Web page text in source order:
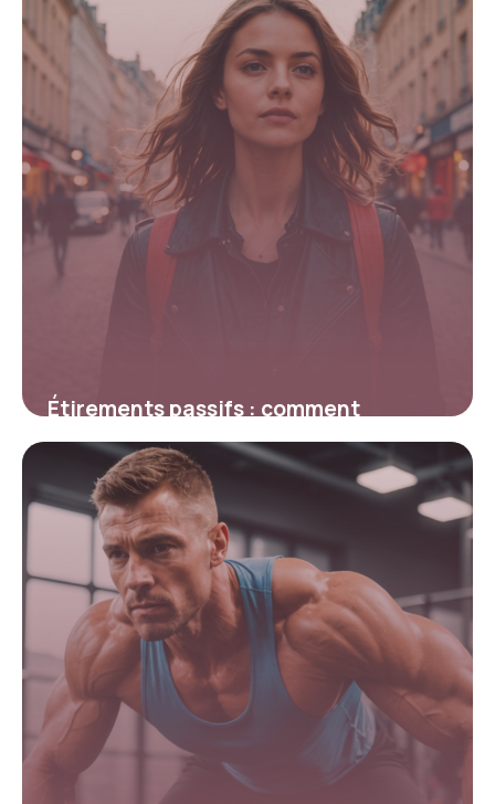
19 février 2026
Étirements passifs : comment
améliorer votre souplesse et réduire
les tensions
16 février 2026